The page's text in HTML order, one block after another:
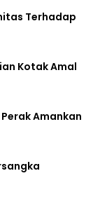
Terhadap
Kotak Amal
Amankan